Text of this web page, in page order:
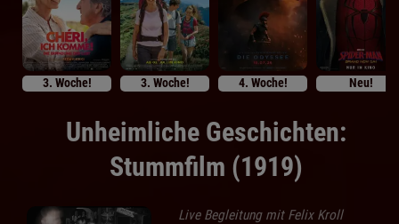
3. Woche! 3. Woche! 4. Woche! Neu!
Unheimliche Geschichten:
Stummfilm (1919)
Live Begleitung mit Felix Kroll